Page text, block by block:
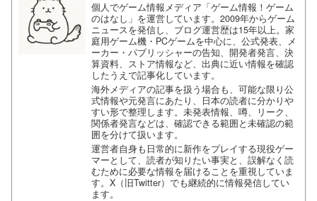
個人でゲーム情報メディア「ゲーム情報！ゲーム
のはなし」を運営しています。2009年からゲーム
ニュースを発信し、ブログ運営歴は15年以上。家
庭用ゲーム機・PCゲームを中心に、公式発表、メ
ーカー・パブリッシャーの告知、開発者発言、決
算資料、ストア情報など、出典に近い情報を確認
したうえで記事化しています。
海外メディアの記事を扱う場合も、可能な限り公
式情報や元発言にあたり、日本の読者に分かりや
すい形で整理します。未発表情報、噂、リーク、
関係者発言などは、確認できる範囲と未確認の範
囲を分けて扱います。
運営者自身も日常的に新作をプレイする現役ゲー
マーとして、読者が知りたい事実と、誤解なく読
むために必要な情報を届けることを重視していま
す。X（旧Twitter）でも継続的に情報発信してい
ます。